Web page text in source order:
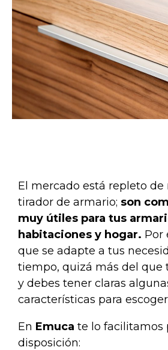
El mercado está repleto de
tirador de armario; son
muy útiles para tus
habitaciones y hogar. Por
que se adapte a tus
tiempo, quizá más del que
y debes tener claras
características para
En Emuca te lo facilitamos
disposición: